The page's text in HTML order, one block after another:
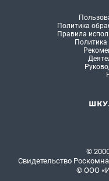
Политика
Правила
Политика
©
Свидетельство
© ООО